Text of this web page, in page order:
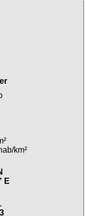
km²
E